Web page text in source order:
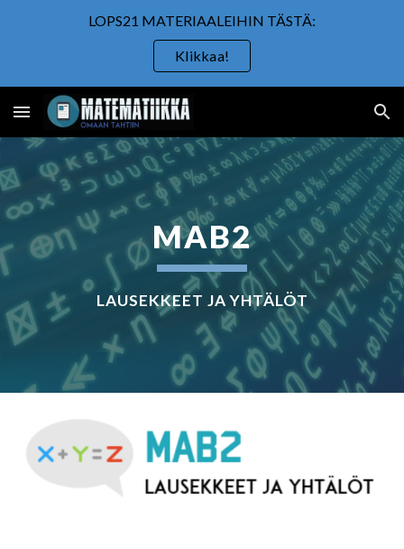
LOPS21 MATERIAALEIHIN TÄSTÄ:
Klikkaa!
MAB2
LAUSEKKEET JA YHTÄLÖT